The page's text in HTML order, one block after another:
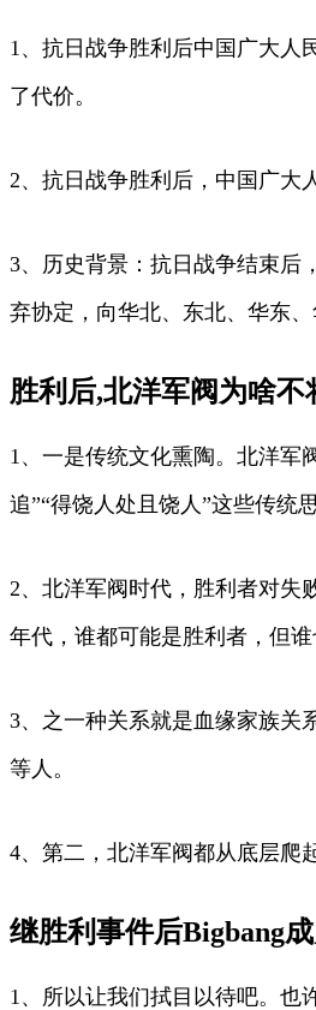
1、抗日战争胜利后中国广大人
了代价。
2、抗日战争胜利后，中国广大
3、历史背景：抗日战争结束
弃协定，向华北、东北、华东、
胜利后,北洋军阀为啥
1、一是传统文化熏陶。北洋军
追”“得饶人处且饶人”这些传统
2、北洋军阀时代，胜利者对失
年代，谁都可能是胜利者，但
3、之一种关系就是血缘家族关
等人。
4、第二，北洋军阀都从底层爬
继胜利事件后Bigbang
1、所以让我们拭目以待吧。也